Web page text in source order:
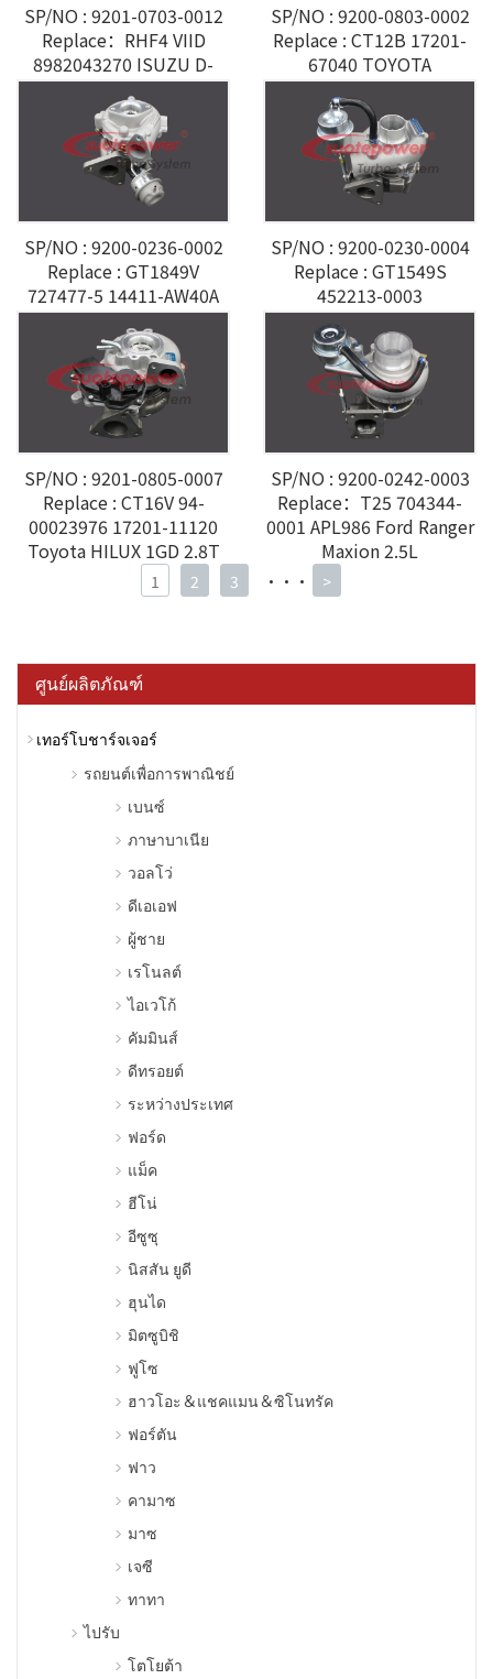
SP/NO : 9201-0703-0012
Replace：RHF4 VIID
8982043270 ISUZU D-
MAX 4JJ1 3.0L
SP/NO : 9200-0803-0002
Replace : CT12B 17201-
67040 TOYOTA
LANDCRUISER 1KZ 3.0LD
SP/NO : 9200-0236-0002
Replace : GT1849V
727477-5 14411-AW40A
NISSAN X-TRAIL
SP/NO : 9200-0230-0004
Replace : GT1549S
452213-0003
954F6K682AA FORD
RANSIT 2.5L
SP/NO : 9201-0805-0007
Replace : CT16V 94-
00023976 17201-11120
Toyota HILUX 1GD 2.8T
SP/NO : 9200-0242-0003
Replace：T25 704344-
0001 APL986 Ford Ranger
Maxion 2.5L
1 2 3 ··· >
ศูนย์ผลิตภัณฑ์
เทอร์โบชาร์จเจอร์
รถยนต์เพื่อการพาณิชย์
เบนซ์
ภาษาบาเนีย
วอลโว่
ดีเอเอฟ
ผู้ชาย
เรโนลต์
ไอเวโก้
คัมมินส์
ดีทรอยต์
ระหว่างประเทศ
ฟอร์ด
แม็ค
ฮีโน่
อีซูซุ
นิสสัน ยูดี
ฮุนได
มิตซูบิชิ
ฟูโซ
ฮาวโอะ＆แชคแมน＆ซิโนทรัค
ฟอร์ตัน
ฟาว
คามาซ
มาซ
เจซี
ทาทา
ไปรับ
โตโยต้า